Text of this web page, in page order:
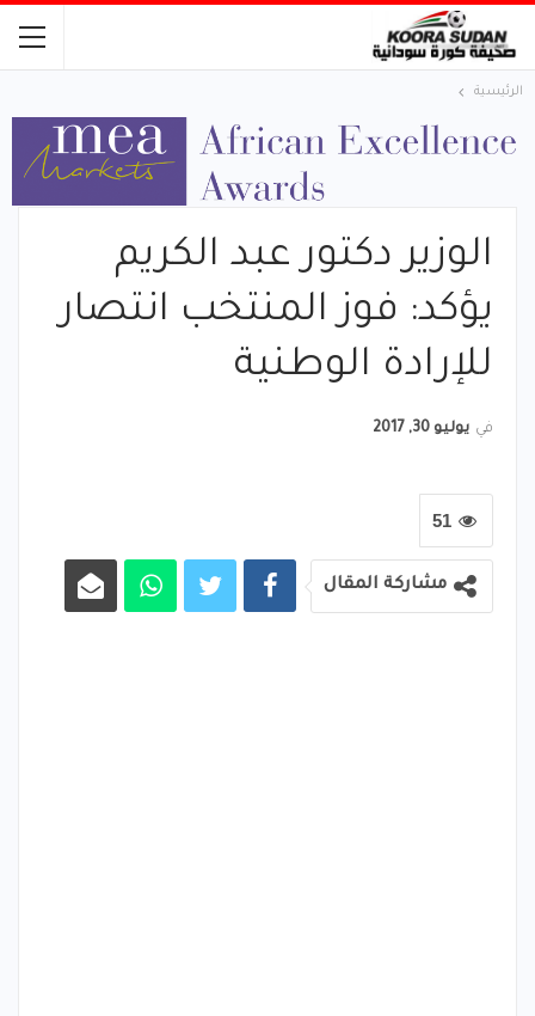
الرئيسية
الوزير دكتور عبد الكريم
يؤكد: فوز المنتخب انتصار
للإرادة الوطنية
في يوليو 30, 2017
51
مشاركة المقال